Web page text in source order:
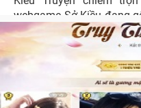
webgame Sở Kiều đang
thủ và cả các fan ngôn